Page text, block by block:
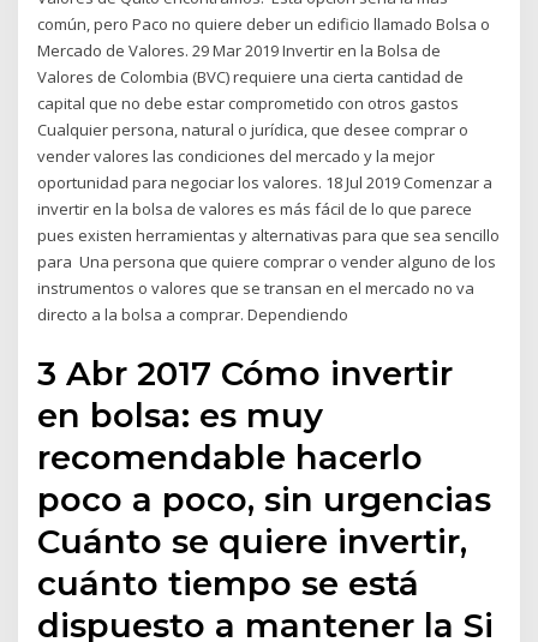
común, pero Paco no quiere deber un edificio llamado Bolsa o
Mercado de Valores. 29 Mar 2019 Invertir en la Bolsa de
Valores de Colombia (BVC) requiere una cierta cantidad de
capital que no debe estar comprometido con otros gastos
Cualquier persona, natural o jurídica, que desee comprar o
vender valores las condiciones del mercado y la mejor
oportunidad para negociar los valores. 18 Jul 2019 Comenzar a
invertir en la bolsa de valores es más fácil de lo que parece
pues existen herramientas y alternativas para que sea sencillo
para Una persona que quiere comprar o vender alguno de los
instrumentos o valores que se transan en el mercado no va
directo a la bolsa a comprar. Dependiendo
3 Abr 2017 Cómo invertir
en bolsa: es muy
recomendable hacerlo
poco a poco, sin urgencias
Cuánto se quiere invertir,
cuánto tiempo se está
dispuesto a mantener la Si